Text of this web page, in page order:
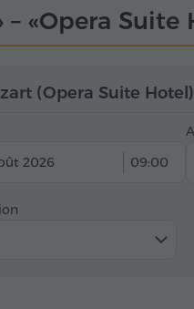
– «Opera Suite
(Opera Suite Hotel)
2026
09:00